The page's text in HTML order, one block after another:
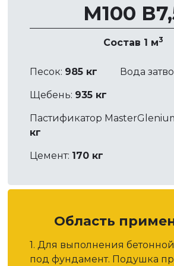
М100
Состав 1 м3
Песок: 985 кг Вода
Щебень: 935 кг
Пастификатор
кг
Цемент: 170 кг
Область
1. Для выполнения
под фундамент. Подушка